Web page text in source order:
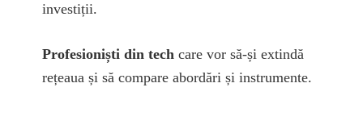
investiții.
Profesioniști din tech care vor să-și extindă
rețeaua și să compare abordări și instrumente.